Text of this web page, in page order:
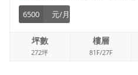
6500
元/月
坪數
272坪
樓層
81F/27F